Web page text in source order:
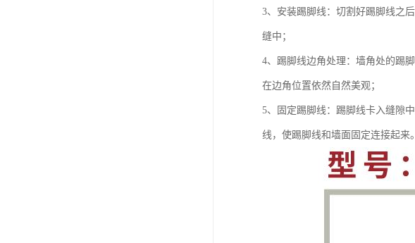
3、安装踢脚线：切割好踢脚线之
缝中；
4、踢脚线边角处理：墙角处的踢
在边角位置依然自然美观；
5、固定踢脚线：踢脚线卡入缝隙
线，使踢脚线和墙面固定连接起来。